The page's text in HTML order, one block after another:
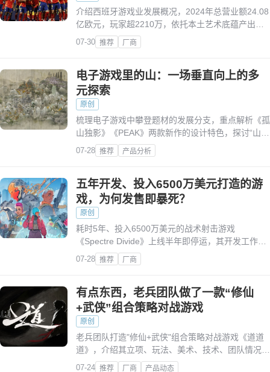
介绍西班牙游戏业发展概况，2024年总营业额24.08
亿欧元，玩家超2210万，依托本土艺术底蕴产出多
款知名游戏，产业由巴塞罗那等四大城市主导。
07-30 推荐 厂商
电子游戏里的山：一场垂直向上的多
元探索
原创
梳理电子游戏中攀登题材的发展分支，重点解析《孤
山独影》《PEAK》两款新作的设计特色，探讨“山”
作为游戏场景的多元魅力。
07-28 推荐 产品分析
五年开发、投入6500万美元打造的游
戏，为何发售即暴死？
原创
耗时5年、投入6500万美元的战术射击游戏
《Spectre Divide》上线半年即停运，其开发工作室
创始人复盘创业、研发历程及失败原因。
07-28 推荐 厂商
有点东西，老兵团队做了一款“修仙
+武侠”组合策略对战游戏
原创
老兵团队打造"修仙+武侠"组合策略对战游戏《道道
道》，介绍其立项、玩法、美术、技术、团队情况及
后续开发计划，Steam商店页已上线。
07-24 推荐 厂商 产品动态